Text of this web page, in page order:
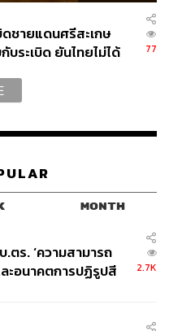
ชายแดนศรีสะเกษ
ระเบิด ยันไทยไม่ได้
77
MONTH
ตร. ‘ความสามารถ
ละอนาคตการปฏิรูปสี
2.7K